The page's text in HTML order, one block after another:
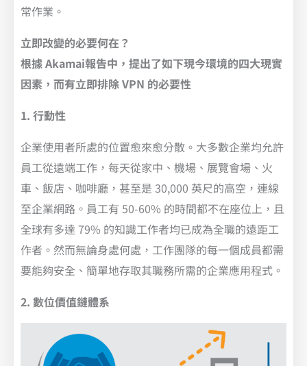
常作業。
立即改變的必要何在？
根據 Akamai報告中，提出了如下現今環境的四大現實
因素，而有立即排除 VPN 的必要性
1. 行動性
企業使用者所處的位置愈來愈分散。大多數企業均允許
員工從遠端工作，每天從家中、機場、展覽會場、火
車、飯店、咖啡廳，甚至是 30,000 英尺的高空，連線
至企業網路。員工有 50-60% 的時間都不在座位上，且
全球有多達 79% 的知識工作者均已成為全職的遠距工
作者。然而無論身處何處，工作團隊的每一個成員都需
要能夠安全、簡單地存取其職務所需的企業應用程式。
2. 數位價值鏈體系